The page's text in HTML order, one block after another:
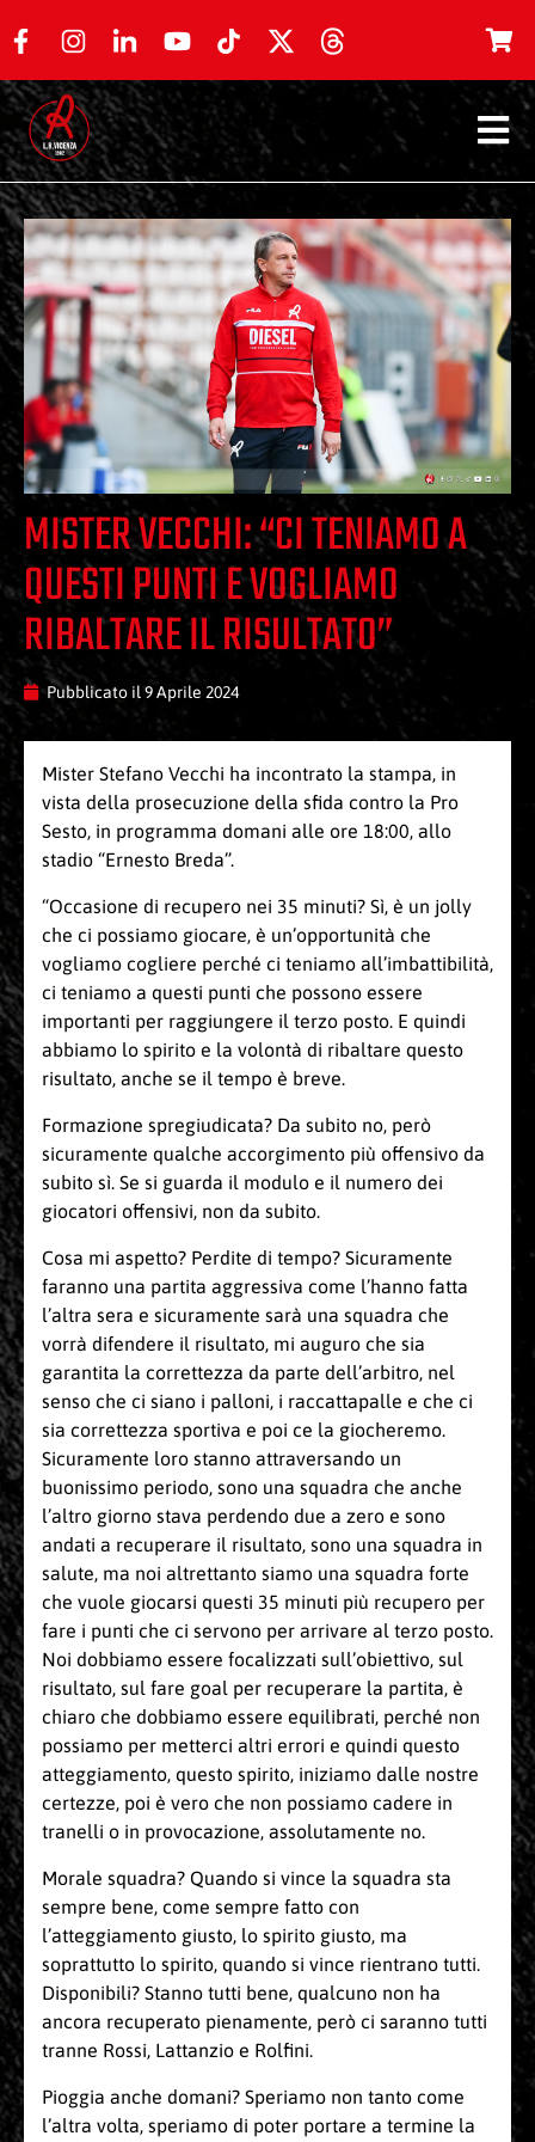
MISTER VECCHI: “CI TENIAMO A
QUESTI PUNTI E VOGLIAMO
RIBALTARE IL RISULTATO”
Pubblicato il 9 Aprile 2024
Mister Stefano Vecchi ha incontrato la stampa, in
vista della prosecuzione della sfida contro la Pro
Sesto, in programma domani alle ore 18:00, allo
stadio “Ernesto Breda”.
“Occasione di recupero nei 35 minuti? Sì, è un jolly
che ci possiamo giocare, è un’opportunità che
vogliamo cogliere perché ci teniamo all’imbattibilità,
ci teniamo a questi punti che possono essere
importanti per raggiungere il terzo posto. E quindi
abbiamo lo spirito e la volontà di ribaltare questo
risultato, anche se il tempo è breve.
Formazione spregiudicata? Da subito no, però
sicuramente qualche accorgimento più offensivo da
subito sì. Se si guarda il modulo e il numero dei
giocatori offensivi, non da subito.
Cosa mi aspetto? Perdite di tempo? Sicuramente
faranno una partita aggressiva come l’hanno fatta
l’altra sera e sicuramente sarà una squadra che
vorrà difendere il risultato, mi auguro che sia
garantita la correttezza da parte dell’arbitro, nel
senso che ci siano i palloni, i raccattapalle e che ci
sia correttezza sportiva e poi ce la giocheremo.
Sicuramente loro stanno attraversando un
buonissimo periodo, sono una squadra che anche
l’altro giorno stava perdendo due a zero e sono
andati a recuperare il risultato, sono una squadra in
salute, ma noi altrettanto siamo una squadra forte
che vuole giocarsi questi 35 minuti più recupero per
fare i punti che ci servono per arrivare al terzo posto.
Noi dobbiamo essere focalizzati sull’obiettivo, sul
risultato, sul fare goal per recuperare la partita, è
chiaro che dobbiamo essere equilibrati, perché non
possiamo per metterci altri errori e quindi questo
atteggiamento, questo spirito, iniziamo dalle nostre
certezze, poi è vero che non possiamo cadere in
tranelli o in provocazione, assolutamente no.
Morale squadra? Quando si vince la squadra sta
sempre bene, come sempre fatto con
l’atteggiamento giusto, lo spirito giusto, ma
soprattutto lo spirito, quando si vince rientrano tutti.
Disponibili? Stanno tutti bene, qualcuno non ha
ancora recuperato pienamente, però ci saranno tutti
tranne Rossi, Lattanzio e Rolfini.
Pioggia anche domani? Speriamo non tanto come
l’altra volta, speriamo di poter portare a termine la